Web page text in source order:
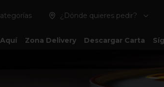
¿Dónde quieres pedir?
Zona Delivery Descargar Carta